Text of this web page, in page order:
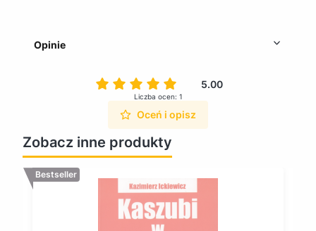
Opinie
5.00
Liczba ocen: 1
Oceń i opisz
Zobacz inne produkty
Bestseller